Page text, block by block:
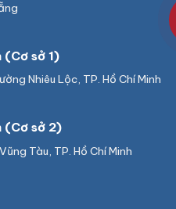
(Cơ sở 1)
Nhiêu Lộc, TP. Hồ Chí Minh
(Cơ sở 2)
Tàu, TP. Hồ Chí Minh